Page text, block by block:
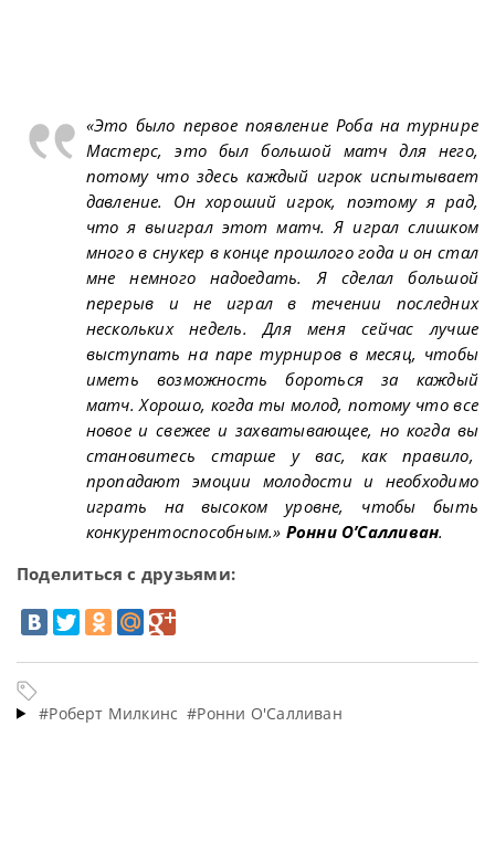
«Это было первое появление Роба на турнире
Мастерс, это был большой матч для него,
потому что здесь каждый игрок испытывает
давление. Он хороший игрок, поэтому я рад,
что я выиграл этот матч. Я играл слишком
много в снукер в конце прошлого года и он стал
мне немного надоедать. Я сделал большой
перерыв и не играл в течении последних
нескольких недель. Для меня сейчас лучше
выступать на паре турниров в месяц, чтобы
иметь возможность бороться за каждый
матч. Хорошо, когда ты молод, потому что все
новое и свежее и захватывающее, но когда вы
становитесь старше у вас, как правило,
пропадают эмоции молодости и необходимо
играть на высоком уровне, чтобы быть
конкурентоспособным.» Ронни О’Салливан.
Поделиться с друзьями:
#Роберт Милкинс #Ронни О'Салливан